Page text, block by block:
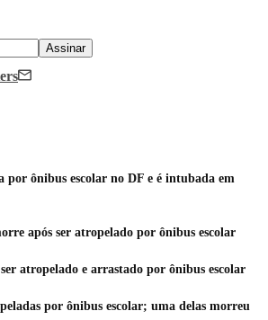
Assinar
por ônibus escolar no DF e é intubada em
após ser atropelado por ônibus escolar
atropelado e arrastado por ônibus escolar
por ônibus escolar; uma delas morreu